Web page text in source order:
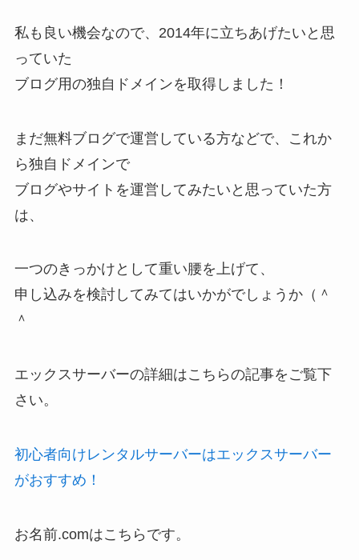
私も良い機会なので、2014年に立ちあげたいと思
っていた
ブログ用の独自ドメインを取得しました！
まだ無料ブログで運営している方などで、これか
ら独自ドメインで
ブログやサイトを運営してみたいと思っていた方
は、
一つのきっかけとして重い腰を上げて、
申し込みを検討してみてはいかがでしょうか（＾
＾
エックスサーバーの詳細はこちらの記事をご覧下
さい。
初心者向けレンタルサーバーはエックスサーバー
がおすすめ！
お名前.comはこちらです。